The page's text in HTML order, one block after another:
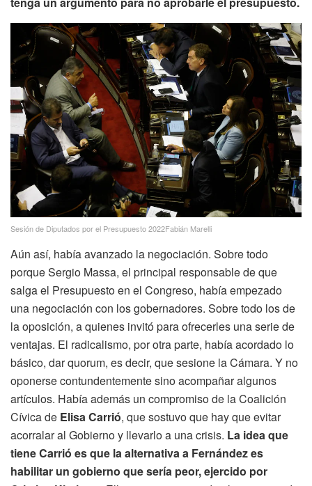
Sesión de Diputados por el Presupuesto 2022Fabián Marelli
Aún así, había avanzado la negociación. Sobre todo
porque Sergio Massa, el principal responsable de que
salga el Presupuesto en el Congreso, había empezado
una negociación con los gobernadores. Sobre todo los de
la oposición, a quienes invitó para ofrecerles una serie de
ventajas. El radicalismo, por otra parte, había acordado lo
básico, dar quorum, es decir, que sesione la Cámara. Y no
oponerse contundentemente sino acompañar algunos
artículos. Había además un compromiso de la Coalición
Cívica de Elisa Carrió, que sostuvo que hay que evitar
acorralar al Gobierno y llevarlo a una crisis. La idea que
tiene Carrió es que la alternativa a Fernández es
habilitar un gobierno que sería peor, ejercido por